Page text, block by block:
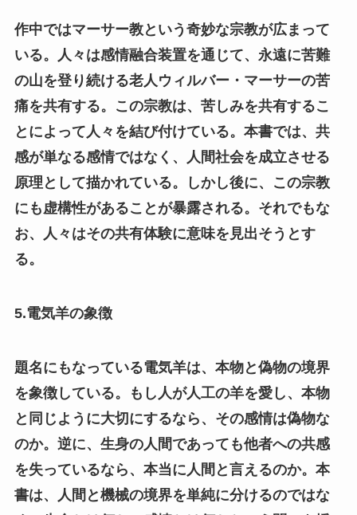
作中ではマーサー教という奇妙な宗教が広まって
いる。人々は感情融合装置を通じて、永遠に苦難
の山を登り続ける老人ウィルバー・マーサーの苦
痛を共有する。この宗教は、苦しみを共有するこ
とによって人々を結び付けている。本書では、共
感が単なる感情ではなく、人間社会を成立させる
原理として描かれている。しかし後に、この宗教
にも虚構性があることが暴露される。それでもな
お、人々はその共有体験に意味を見出そうとす
る。
5.電気羊の象徴
題名にもなっている電気羊は、本物と偽物の境界
を象徴している。もし人が人工の羊を愛し、本物
と同じように大切にするなら、その感情は偽物な
のか。逆に、生身の人間であっても他者への共感
を失っているなら、本当に人間と言えるのか。本
書は、人間と機械の境界を単純に分けるのではな